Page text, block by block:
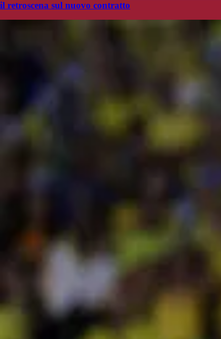
il retroscena sul nuovo contratto